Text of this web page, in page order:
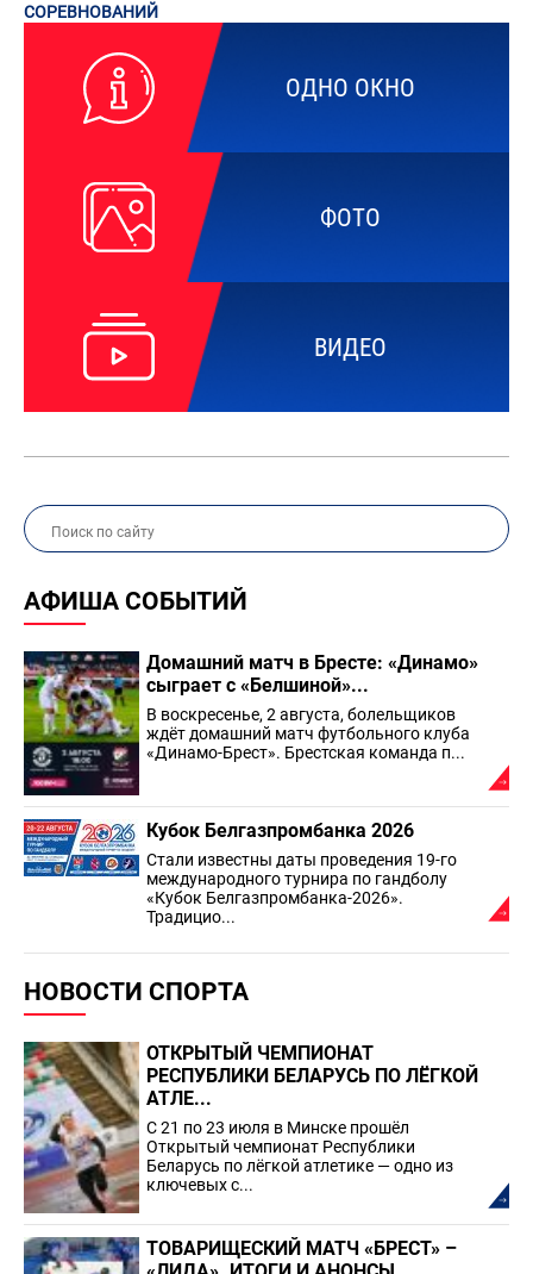
ОДНО ОКНО
ФОТО
ВИДЕО
АФИША СОБЫТИЙ
Домашний матч в Бресте: «Динамо»
сыграет с «Белшиной»...
В воскресенье, 2 августа, болельщиков
ждёт домашний матч футбольного клуба
«Динамо-Брест». Брестская команда п...
Кубок Белгазпромбанка 2026
Стали известны даты проведения 19-го
международного турнира по гандболу
«Кубок Белгазпромбанка-2026».
Традицио...
НОВОСТИ СПОРТА
ОТКРЫТЫЙ ЧЕМПИОНАТ
РЕСПУБЛИКИ БЕЛАРУСЬ ПО ЛЁГКОЙ
АТЛЕ...
С 21 по 23 июля в Минске прошёл
Открытый чемпионат Республики
Беларусь по лёгкой атлетике — одно из
ключевых с...
ТОВАРИЩЕСКИЙ МАТЧ «БРЕСТ» –
СОРЕВНОВАНИЙ